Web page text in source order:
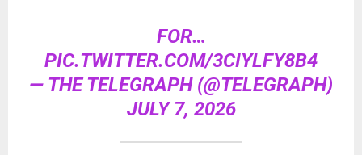
FOR…
PIC.TWITTER.COM/3CIYLFY8B4
— THE TELEGRAPH (@TELEGRAPH)
JULY 7, 2026